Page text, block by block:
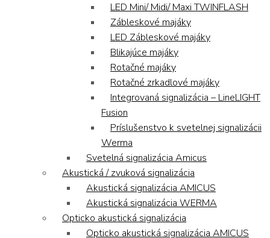
LED Mini/ Midi/ Maxi TWINFLASH
Zábleskové majáky
LED Zábleskové majáky
Blikajúce majáky
Rotačné majáky
Rotačné zrkadlové majáky
Integrovaná signalizácia – LineLIGHT
Fusion
Príslušenstvo k svetelnej signalizácii
Werma
Svetelná signalizácia Amicus
Akustická / zvuková signalizácia
Akustická signalizácia AMICUS
Akustická signalizácia WERMA
Opticko akustická signalizácia
Opticko akustická signalizácia AMICUS